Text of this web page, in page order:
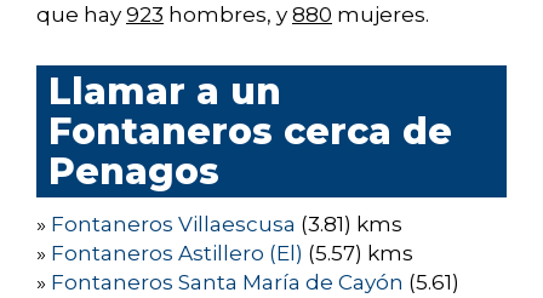
que hay 923 hombres, y 880 mujeres.
Llamar a un
Fontaneros cerca de
Penagos
» Fontaneros Villaescusa (3.81) kms
» Fontaneros Astillero (El) (5.57) kms
» Fontaneros Santa María de Cayón (5.61)